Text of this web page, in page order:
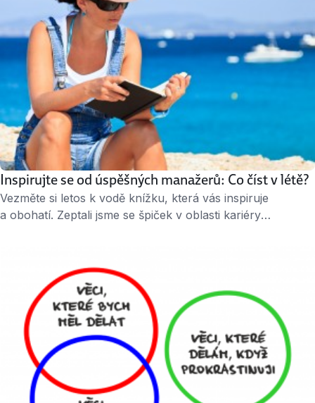
Inspirujte se od úspěšných manažerů: Co číst v létě?
Vezměte si letos k vodě knížku, která vás inspiruje
a obohatí. Zeptali jsme se špiček v oblasti kariéry
nastartovat osobní efektivitu, strategické myšlení
a kreativitu. ↑ Máme pro vás 7 tipů na prázdninové čtení
k vodě. Zen a hotovo Milan …